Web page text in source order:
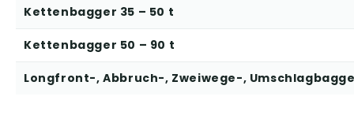
Kettenbagger 35 – 50 t
Kettenbagger 50 – 90 t
Longfront-, Abbruch-, Zweiwege-,